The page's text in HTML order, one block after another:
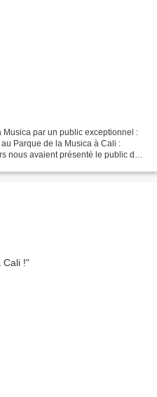
par un public exceptionnel :
Parque de la Musica à Cali :
nous avaient présenté le public du